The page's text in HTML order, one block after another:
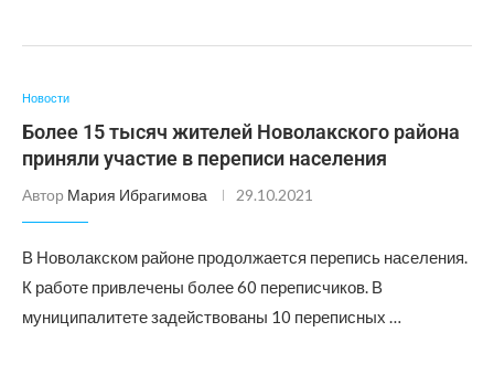
Новости
Более 15 тысяч жителей Новолакского района
приняли участие в переписи населения
Автор Мария Ибрагимова 29.10.2021
В Новолакском районе продолжается перепись населения.
К работе привлечены более 60 переписчиков. В
муниципалитете задействованы 10 переписных …